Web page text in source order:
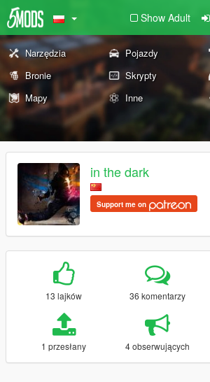
Show Adult
Narzędzia Pojazdy
Bronie
Skrypty
Mapy
Inne
in the dark
Support me on
13 lajków 36 komentarzy
1 przesłany 4 obserwujących